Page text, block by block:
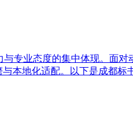
专业态度的集中体现。面
本地化适配。以下是成都标